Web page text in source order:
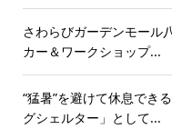
さわらびガーデンモー
カー＆ワークショップ...
“猛暑”を避けて休息でき
グシェルター」として...